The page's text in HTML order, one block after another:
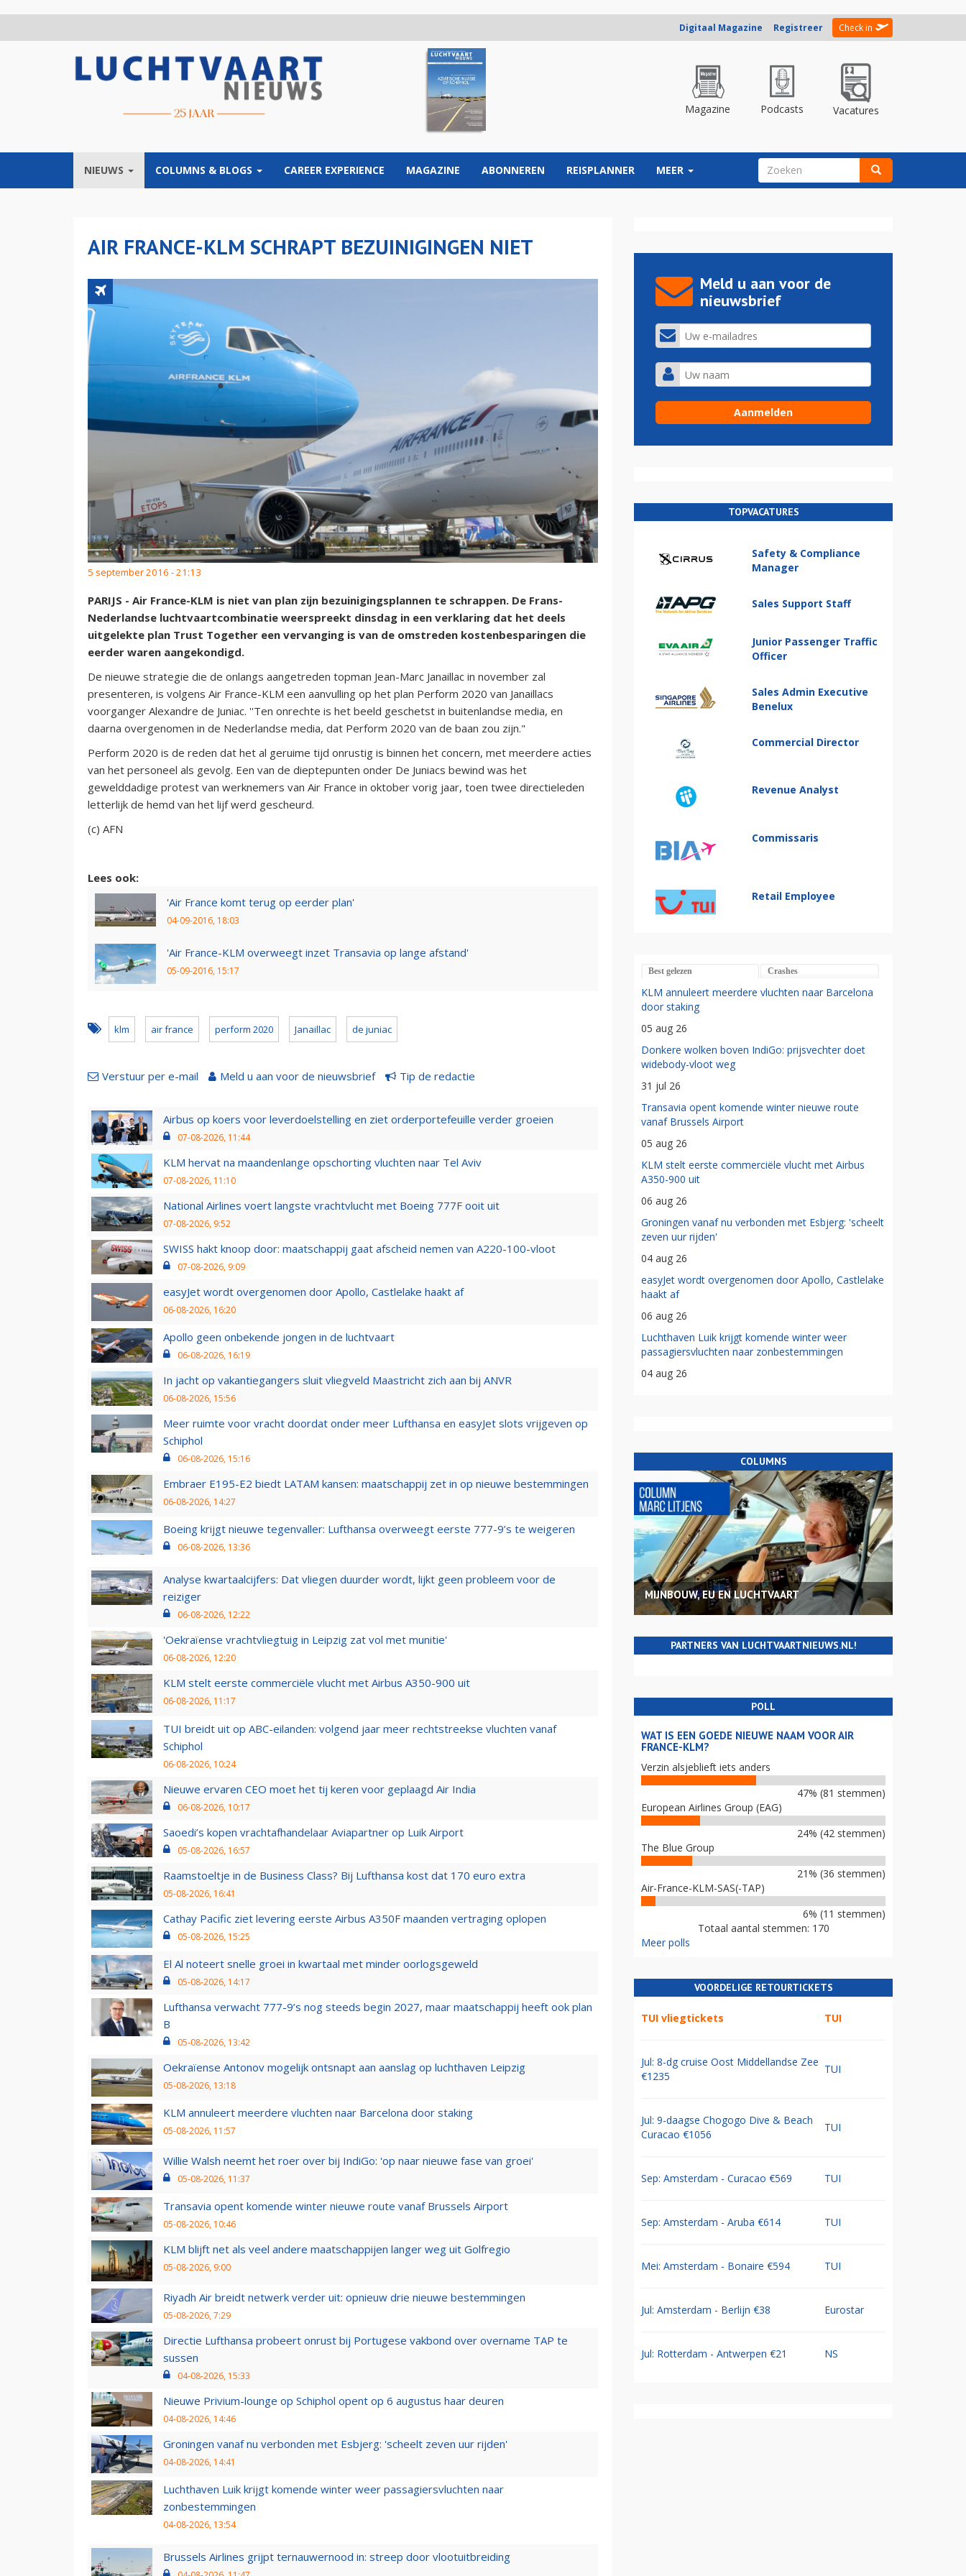
Digitaal Magazine Registreer Check in
Magazine Podcasts Vacatures
NIEUWS COLUMNS & BLOGS CAREER EXPERIENCE MAGAZINE ABONNEREN REISPLANNER MEER ZOEKVELD
AIR FRANCE-KLM SCHRAPT BEZUINIGINGEN NIET
5 september 2016 - 21:13
PARIJS - Air France-KLM is niet van plan zijn bezuinigingsplannen te schrappen. De Frans-
Nederlandse luchtvaartcombinatie weerspreekt dinsdag in een verklaring dat het deels
uitgelekte plan Trust Together een vervanging is van de omstreden kostenbesparingen die
eerder waren aangekondigd.
De nieuwe strategie die de onlangs aangetreden topman Jean-Marc Janaillac in november zal
presenteren, is volgens Air France-KLM een aanvulling op het plan Perform 2020 van Janaillacs
voorganger Alexandre de Juniac. ''Ten onrechte is het beeld geschetst in buitenlandse media, en
daarna overgenomen in de Nederlandse media, dat Perform 2020 van de baan zou zijn."
Perform 2020 is de reden dat het al geruime tijd onrustig is binnen het concern, met meerdere acties
van het personeel als gevolg. Een van de dieptepunten onder De Juniacs bewind was het
gewelddadige protest van werknemers van Air France in oktober vorig jaar, toen twee directieleden
letterlijk de hemd van het lijf werd gescheurd.
(c) AFN
Lees ook:
'Air France komt terug op eerder plan'
04-09-2016, 18:03
'Air France-KLM overweegt inzet Transavia op lange afstand'
05-09-2016, 15:17
klm air france perform 2020 Janaillac de juniac
Verstuur per e-mail Meld u aan voor de nieuwsbrief Tip de redactie
Airbus op koers voor leverdoelstelling en ziet orderportefeuille verder groeien
07-08-2026, 11:44
KLM hervat na maandenlange opschorting vluchten naar Tel Aviv
07-08-2026, 11:10
National Airlines voert langste vrachtvlucht met Boeing 777F ooit uit
07-08-2026, 9:52
SWISS hakt knoop door: maatschappij gaat afscheid nemen van A220-100-vloot
07-08-2026, 9:09
easyJet wordt overgenomen door Apollo, Castlelake haakt af
06-08-2026, 16:20
Apollo geen onbekende jongen in de luchtvaart
06-08-2026, 16:19
In jacht op vakantiegangers sluit vliegveld Maastricht zich aan bij ANVR
06-08-2026, 15:56
Meer ruimte voor vracht doordat onder meer Lufthansa en easyJet slots vrijgeven op
Schiphol
06-08-2026, 15:16
Embraer E195-E2 biedt LATAM kansen: maatschappij zet in op nieuwe bestemmingen
06-08-2026, 14:27
Boeing krijgt nieuwe tegenvaller: Lufthansa overweegt eerste 777-9’s te weigeren
06-08-2026, 13:36
Analyse kwartaalcijfers: Dat vliegen duurder wordt, lijkt geen probleem voor de
reiziger
06-08-2026, 12:22
'Oekraïense vrachtvliegtuig in Leipzig zat vol met munitie'
06-08-2026, 12:20
KLM stelt eerste commerciële vlucht met Airbus A350-900 uit
06-08-2026, 11:17
TUI breidt uit op ABC-eilanden: volgend jaar meer rechtstreekse vluchten vanaf
Schiphol
06-08-2026, 10:24
Nieuwe ervaren CEO moet het tij keren voor geplaagd Air India
06-08-2026, 10:17
Saoedi’s kopen vrachtafhandelaar Aviapartner op Luik Airport
05-08-2026, 16:57
Raamstoeltje in de Business Class? Bij Lufthansa kost dat 170 euro extra
05-08-2026, 16:41
Cathay Pacific ziet levering eerste Airbus A350F maanden vertraging oplopen
05-08-2026, 15:25
El Al noteert snelle groei in kwartaal met minder oorlogsgeweld
05-08-2026, 14:17
Lufthansa verwacht 777-9’s nog steeds begin 2027, maar maatschappij heeft ook plan
B
05-08-2026, 13:42
Oekraïense Antonov mogelijk ontsnapt aan aanslag op luchthaven Leipzig
05-08-2026, 13:18
KLM annuleert meerdere vluchten naar Barcelona door staking
05-08-2026, 11:57
Willie Walsh neemt het roer over bij IndiGo: 'op naar nieuwe fase van groei'
05-08-2026, 11:37
Transavia opent komende winter nieuwe route vanaf Brussels Airport
05-08-2026, 10:46
KLM blijft net als veel andere maatschappijen langer weg uit Golfregio
05-08-2026, 9:00
Riyadh Air breidt netwerk verder uit: opnieuw drie nieuwe bestemmingen
05-08-2026, 7:29
Directie Lufthansa probeert onrust bij Portugese vakbond over overname TAP te
sussen
04-08-2026, 15:33
Nieuwe Privium-lounge op Schiphol opent op 6 augustus haar deuren
04-08-2026, 14:46
Groningen vanaf nu verbonden met Esbjerg: 'scheelt zeven uur rijden'
04-08-2026, 14:41
Luchthaven Luik krijgt komende winter weer passagiersvluchten naar
zonbestemmingen
04-08-2026, 13:54
Brussels Airlines grijpt ternauwernood in: streep door vlootuitbreiding
Meld u aan voor de
nieuwsbrief
TOPVACATURES
Safety & Compliance
Manager
Sales Support Staff
Junior Passenger Traffic
Officer
Sales Admin Executive
Benelux
Commercial Director
Revenue Analyst
Commissaris
Retail Employee
Best gelezen Crashes
KLM annuleert meerdere vluchten naar Barcelona
door staking
05 aug 26
Donkere wolken boven IndiGo: prijsvechter doet
widebody-vloot weg
31 jul 26
Transavia opent komende winter nieuwe route
vanaf Brussels Airport
05 aug 26
KLM stelt eerste commerciële vlucht met Airbus
A350-900 uit
06 aug 26
Groningen vanaf nu verbonden met Esbjerg: 'scheelt
zeven uur rijden'
04 aug 26
easyJet wordt overgenomen door Apollo, Castlelake
haakt af
06 aug 26
Luchthaven Luik krijgt komende winter weer
passagiersvluchten naar zonbestemmingen
04 aug 26
COLUMNS
MIJNBOUW, EU EN LUCHTVAART
PARTNERS VAN LUCHTVAARTNIEUWS.NL!
POLL
WAT IS EEN GOEDE NIEUWE NAAM VOOR AIR
FRANCE-KLM?
Verzin alsjeblieft iets anders
47% (81 stemmen)
European Airlines Group (EAG)
24% (42 stemmen)
The Blue Group
21% (36 stemmen)
Air-France-KLM-SAS(-TAP)
6% (11 stemmen)
Totaal aantal stemmen: 170
Meer polls
VOORDELIGE RETOURTICKETS
TUI vliegtickets TUI
Jul: 8-dg cruise Oost Middellandse Zee
€1235
TUI
Jul: 9-daagse Chogogo Dive & Beach
Curacao €1056
TUI
Sep: Amsterdam - Curacao €569 TUI
Sep: Amsterdam - Aruba €614 TUI
Mei: Amsterdam - Bonaire €594 TUI
Jul: Amsterdam - Berlijn €38 Eurostar
Jul: Rotterdam - Antwerpen €21 NS